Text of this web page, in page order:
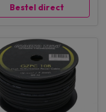
Bestel direct